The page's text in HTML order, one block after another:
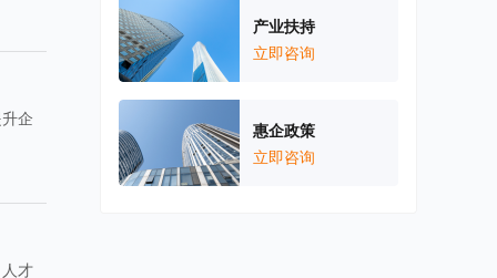
企
才
产业扶持
立即咨询
惠企政策
立即咨询